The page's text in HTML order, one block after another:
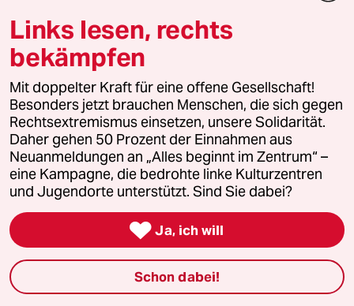
Fragen & Hilfe
Feedback
Aboservice
ePaper Login
Downloads für Abonnierende
© 2026 taz Verlags und Vertriebs GmbH
Alle Rechte vorbehalten. Bei rechtlichen Fragen oder für Genehmigungen
wenden Sie sich bitte an
lizenzen@taz.de
Links lesen, rechts
bekämpfen
Mit doppelter Kraft für eine offene Gesellschaft!
Besonders jetzt brauchen Menschen, die sich gegen
Rechtsextremismus einsetzen, unsere Solidarität.
Daher gehen 50 Prozent der Einnahmen aus
Neuanmeldungen an „Alles beginnt im Zentrum“ –
eine Kampagne, die bedrohte linke Kulturzentren
und Jugendorte unterstützt. Sind Sie dabei?
 Ja, ich will
Schon dabei!